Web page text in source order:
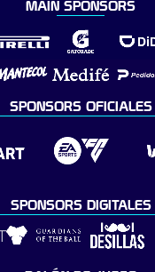
MAIN SPONSORS
SPONSORS OFICIALES
SPONSORS DIGITALES